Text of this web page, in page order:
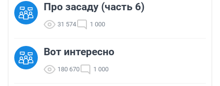
Про засаду (часть 6)
31 574 1 000
Вот интересно
180 670 1 000